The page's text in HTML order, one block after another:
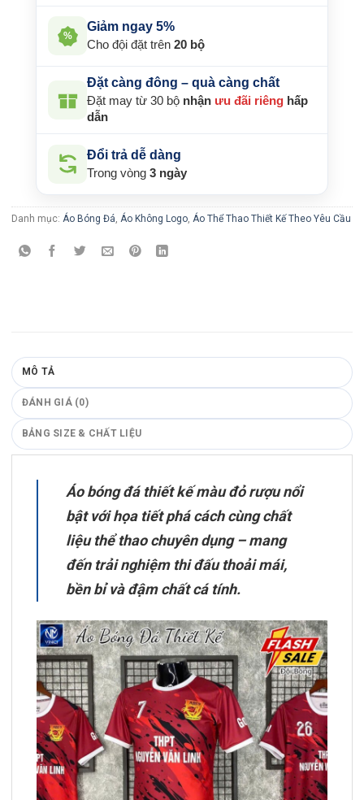
%
Giảm ngay 5%
Cho đội đặt trên 20 bộ
Đặt càng đông – quà càng chất
Đặt may từ 30 bộ nhận ưu đãi riêng hấp
dẫn
Đổi trả dễ dàng
Trong vòng 3 ngày
Danh mục: Áo Bóng Đá Áo Không Logo Áo Thể Thao Thiết Kế Theo Yêu Cầu
MÔ TẢ
ĐÁNH GIÁ (0)
BẢNG SIZE & CHẤT LIỆU
Áo bóng đá thiết kế màu đỏ rượu nổi
bật với họa tiết phá cách cùng chất
liệu thể thao chuyên dụng – mang
đến trải nghiệm thi đấu thoải mái,
bền bỉ và đậm chất cá tính.